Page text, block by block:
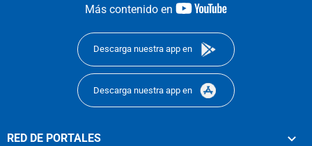
Más contenido en
youtube-
Descarga nuestra app en
Descarga nuestra app en
RED DE PORTALES